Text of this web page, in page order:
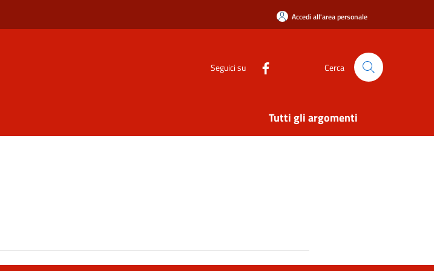
Accedi all'area personale
Seguici su Cerca
Tutti gli argomenti